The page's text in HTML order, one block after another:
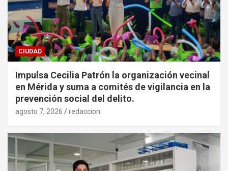
CIUDAD
Impulsa Cecilia Patrón la organización vecinal
en Mérida y suma a comités de vigilancia en la
prevención social del delito.
agosto 7, 2026 redaccion